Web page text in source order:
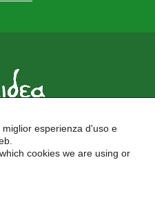
LE SCUOLE
EUROPEI
esperienza d'uso e
cookies we are using or